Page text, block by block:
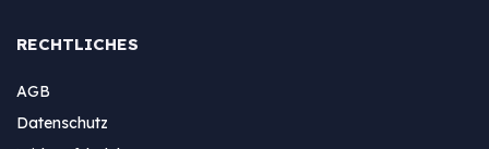
RECHTLICHES
AGB
Datenschutz